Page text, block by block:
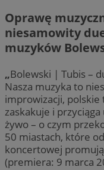
Oprawę
niesamowity
muzyków
„Bolewski | Tubis –
Nasza muzyka to
improwizacji, polskie
zaskakuje i
żywo – o czym
50 miastach, które
koncertowej
(premiera: 9 marca